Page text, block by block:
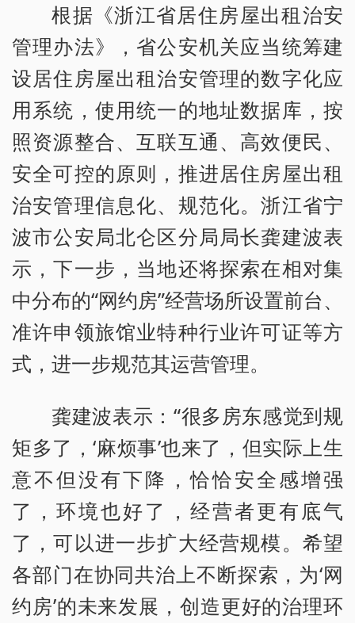
根据《浙江省居住房屋出租治安
管理办法》，省公安机关应当统筹建
设居住房屋出租治安管理的数字化应
用系统，使用统一的地址数据库，按
照资源整合、互联互通、高效便民、
安全可控的原则，推进居住房屋出租
治安管理信息化、规范化。浙江省宁
波市公安局北仑区分局局长龚建波表
示，下一步，当地还将探索在相对集
中分布的“网约房”经营场所设置前台、
准许申领旅馆业特种行业许可证等方
式，进一步规范其运营管理。
龚建波表示：“很多房东感觉到规
矩多了，‘麻烦事’也来了，但实际上生
意不但没有下降，恰恰安全感增强
了，环境也好了，经营者更有底气
了，可以进一步扩大经营规模。希望
各部门在协同共治上不断探索，为‘网
约房’的未来发展，创造更好的治理环